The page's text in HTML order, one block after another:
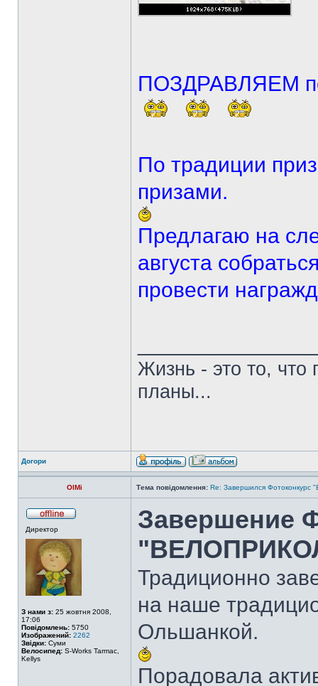
ПОЗДРАВЛЯЕМ
По традиции
призами.
Предлагаю на
августа
провести
Жизнь - это то,
планы...
Догори
OlMi Тема повідомлення: Re: Завершился
Директор
З нами з: 25 жовтня 2008,
17:06
Повідомлень: 5750
Изображений: 2262
Звідки: Суми
Велосипед: S-Works Tarmac,
Kellys
Завершение
Традиционно
на наше
Ольшанкой.
Порадовала